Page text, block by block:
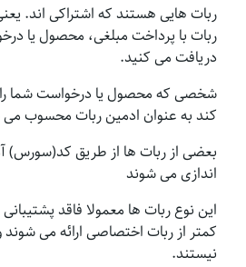
ربات هایی هستند که اشتراکی اند.
ربات با پرداخت مبلغی، محصول یا
دریافت می کنید.
شخصی که محصول یا درخواست شما
کند به عنوان ادمین ربات محسوب
بعضی از ربات ها از طریق کد(سورس)
اندازی می شوند
این نوع ربات ها معمولا فاقد
کمتر از ربات اختصاصی ارائه می شوند
نیستند.